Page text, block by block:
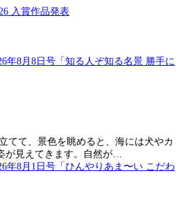
てて、景色を眺めると、海には犬やカ
が見えてきます。自然が…